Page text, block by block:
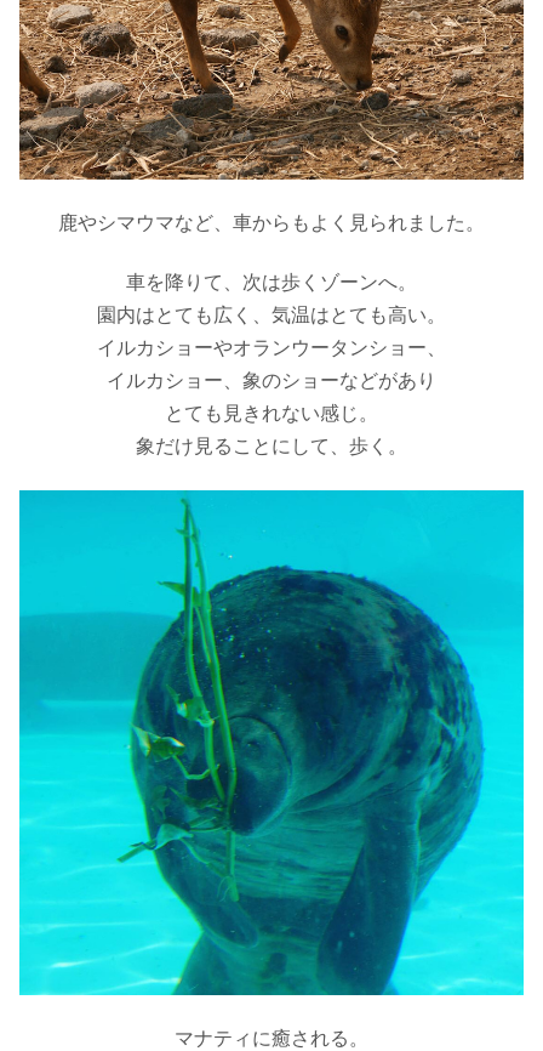
鹿やシマウマなど、車からもよく見られました。
車を降りて、次は歩くゾーンへ。
園内はとても広く、気温はとても高い。
イルカショーやオランウータンショー、
イルカショー、象のショーなどがあり
とても見きれない感じ。
象だけ見ることにして、歩く。
マナティに癒される。